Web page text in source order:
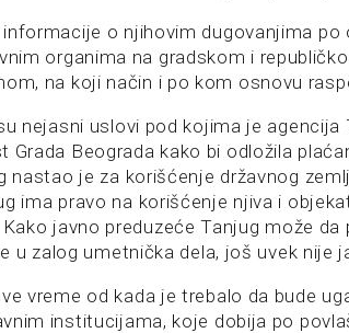
o njihovim dugovanjima po
organima na gradskom i
na koji način i po kom osnovu
nejasni uslovi pod kojima je agencija
Grada Beograda kako bi odložila
nastao je za korišćenje državnog
ima pravo na korišćenje njiva i
javno preduzeće Tanjug može
u zalog umetnička dela, još uvek nije
vreme od kada je trebalo da bude
institucijama, koje dobija po